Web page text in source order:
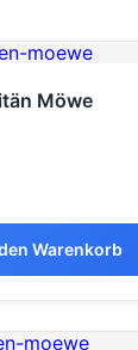
Möwe
Warenkorb